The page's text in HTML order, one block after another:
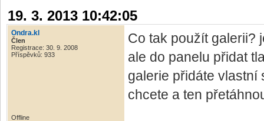
19. 3. 2013 10:42:05
Ondra.kl
Člen
Registrace: 30. 9. 2008
Příspěvků: 933
Co tak použít galerii?
ale do panelu přidat
galerie přidáte vlastní
chcete a ten
Offline